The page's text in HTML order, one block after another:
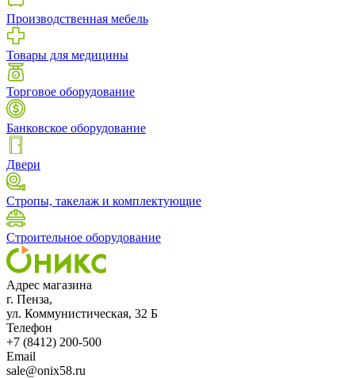
Производственная мебель
Товары для медицины
Торговое оборудование
Банковское оборудование
Двери
Стропы, такелаж и комплектующие
Строительное оборудование
Адрес магазина
г. Пенза,
ул. Коммунистическая, 32 Б
Телефон
+7 (8412) 200-500
Email
sale@onix58.ru